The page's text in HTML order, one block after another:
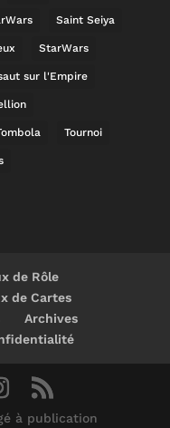
Saint Seiya
StarWars
sur l'Empire
Tournoi
de Rôle
de Cartes
Archives
à publication